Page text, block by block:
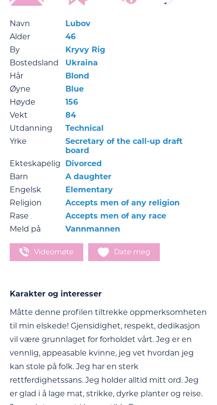
Navn
Lubov
Alder
46
By
Kryvy Rig
Bostedsland
Ukraina
Hår
Blond
Øyne
Blue
Høyde
156
Vekt
84
Utdanning
Technical
Yrke
Secretary of the call-up draft
board
Ekteskapelig
Divorced
Barn
A daughter
Engelsk
Elementary
Religion
Accepts men of any religion
Rase
Accepts men of any race
Meld på
Vannmannen
Videomøte Date meg
Karakter og interesser
Måtte denne profilen tiltrekke oppmerksomheten
til min elskede! Gjensidighet, respekt, dedikasjon
vil være grunnlaget for forholdet vårt. Jeg er en
vennlig, appeasable kvinne, jeg vet hvordan jeg
kan stole på folk. Jeg har en sterk
rettferdighetssans. Jeg holder alltid mitt ord. Jeg
er glad i å lage mat, strikke, dyrke planter og reise.